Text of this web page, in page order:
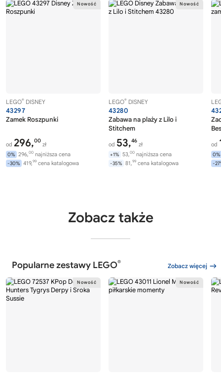
LEGO® DISNEY
43297
Zamek Roszpunki
od 296,00
zł
0% 296,00 najniższa cena
-30% 419,99 cena katalogowa
LEGO® DISNEY
43280
Zabawa na plaży z Lilo i
Stitchem
od 53,46
zł
+1% 53,00 najniższa cena
-35% 81,99 cena katalogowa
od
0%
-
Zobacz także
Popularne zestawy LEGO® Zobacz więcej